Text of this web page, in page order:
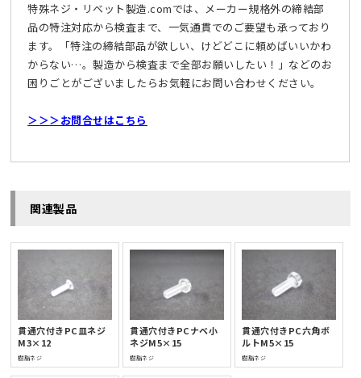
特殊ネジ・リベット製造.comでは、メーカー規格外の締結部
品の特注対応から検査まで、一気通貫でのご要望も承っており
ます。「特注の締結部品が欲しい、けどどこに頼めばいいかわ
からない…。製造から検査まで全部お願いしたい！」などのお
困りごとがございましたらお気軽にお問い合わせください。
＞＞＞お問合せはこちら
関連製品
貫通穴付きPC皿ネジ
M3×12
樹脂ネジ
貫通穴付きPCナベ小
ネジM5×15
樹脂ネジ
貫通穴付きPC六角ボ
ルトM5×15
樹脂ネジ